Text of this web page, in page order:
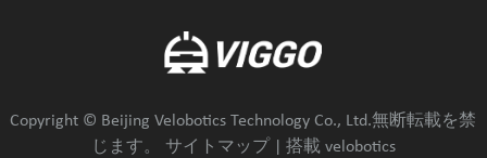
Copyright © Beijing Velobotics Technology Co., Ltd.無断転載を禁
じます。 サイトマップ | 搭載 velobotics